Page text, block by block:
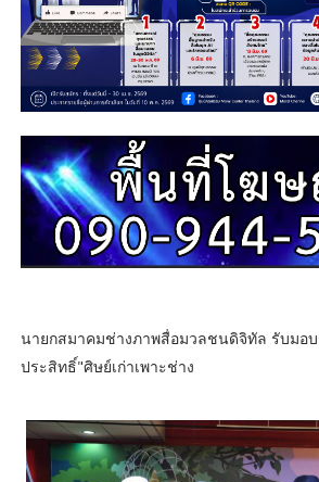
นายกสมาคมช่างภาพสื่อมวลชนดิจิทัล รับมอ
ประสิทธิ์"ศิษย์เก่าเพาะช่าง